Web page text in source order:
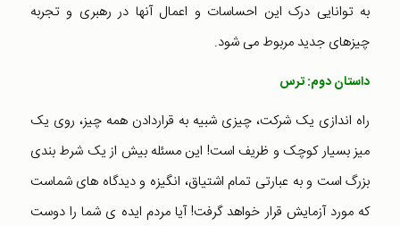
به توانایی درک این احساسات و اعمال آنها در رهبری و تجربه
چیزهای جدید مربوط می شود.
داستان دوم: ترس
راه اندازی یک شرکت، چیزی شبیه به قراردادن همه چیز، روی یک
میز بسیار کوچک و ظریف است! این مسئله بیش از یک شرط بندی
بزرگ است و به عبارتی تمام اشتیاق، انگیزه و دیدگاه های شماست
که مورد آزمایش قرار خواهد گرفت! آیا مردم ایده ی شما را دوست